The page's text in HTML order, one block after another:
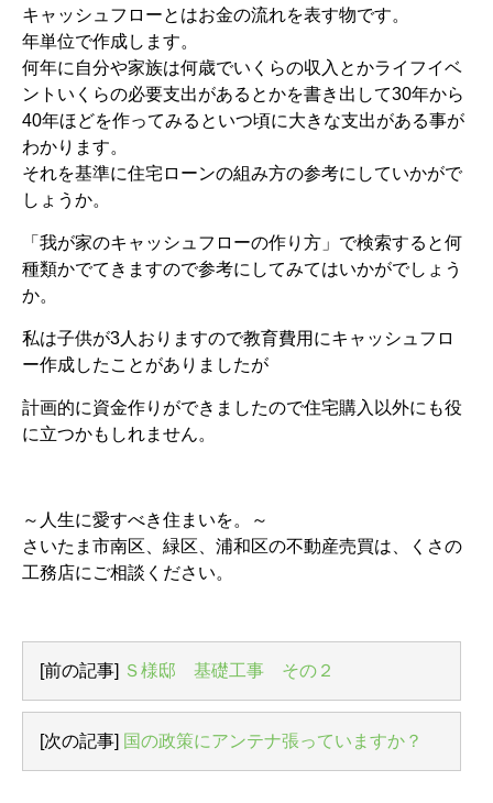
キャッシュフローとはお金の流れを表す物です。
年単位で作成します。
何年に自分や家族は何歳でいくらの収入とかライフイベ
ントいくらの必要支出があるとかを書き出して30年から
40年ほどを作ってみるといつ頃に大きな支出がある事が
わかります。
それを基準に住宅ローンの組み方の参考にしていかがで
しょうか。
「我が家のキャッシュフローの作り方」で検索すると何
種類かでてきますので参考にしてみてはいかがでしょう
か。
私は子供が3人おりますので教育費用にキャッシュフロ
ー作成したことがありましたが
計画的に資金作りができましたので住宅購入以外にも役
に立つかもしれません。
～人生に愛すべき住まいを。～
さいたま市南区、緑区、浦和区の不動産売買は、くさの
工務店にご相談ください。
[前の記事] Ｓ様邸 基礎工事 その２
[次の記事] 国の政策にアンテナ張っていますか？